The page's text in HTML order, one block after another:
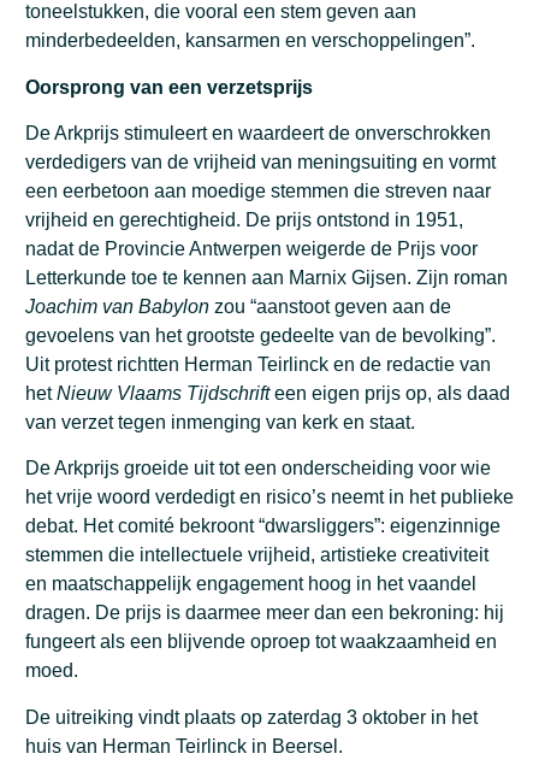
toneelstukken, die vooral een stem geven aan
minderbedeelden, kansarmen en verschoppelingen”.
Oorsprong van een verzetsprijs
De Arkprijs stimuleert en waardeert de onverschrokken
verdedigers van de vrijheid van meningsuiting en vormt
een eerbetoon aan moedige stemmen die streven naar
vrijheid en gerechtigheid. De prijs ontstond in 1951,
nadat de Provincie Antwerpen weigerde de Prijs voor
Letterkunde toe te kennen aan Marnix Gijsen. Zijn roman
Joachim van Babylon zou “aanstoot geven aan de
gevoelens van het grootste gedeelte van de bevolking”.
Uit protest richtten Herman Teirlinck en de redactie van
hetNieuw Vlaams Tijdschrifteen eigen prijs op, als daad
van verzet tegen inmenging van kerk en staat.
De Arkprijs groeide uit tot een onderscheiding voor wie
het vrije woord verdedigt en risico’s neemt in het publieke
debat. Het comité bekroont “dwarsliggers”: eigenzinnige
stemmen die intellectuele vrijheid, artistieke creativiteit
en maatschappelijk engagement hoog in het vaandel
dragen. De prijs is daarmee meer dan een bekroning: hij
fungeert als een blijvende oproep tot waakzaamheid en
moed.
De uitreiking vindt plaats op zaterdag 3 oktober in het
huis van Herman Teirlinck in Beersel.